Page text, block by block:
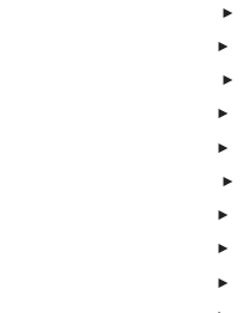
►
►
►
►
►
►
►
►
►